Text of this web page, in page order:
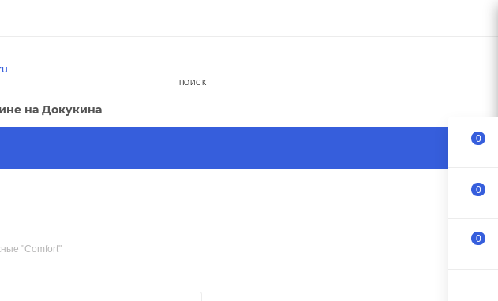
на Докукина
ПОИСК
"Comfort"
0
0
0